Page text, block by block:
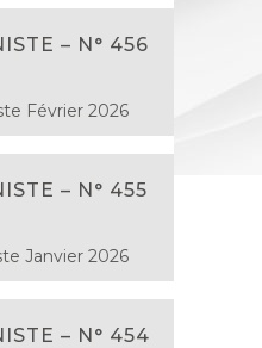
– N° 456
Février 2026
– N° 455
Janvier 2026
– N° 454